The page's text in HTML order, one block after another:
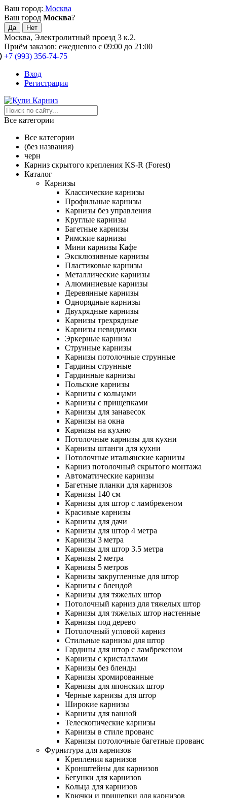
Ваш город: Москва
Ваш город Москва?
Москва, Электролитный проезд 3 к.2.
Приём заказов: ежедневно с 09:00 до 21:00
+7 (993) 356-74-75
Вход
Регистрация
Все категории
Все категории
(без названия)
черн
Карниз скрытого крепления KS-R (Forest)
Каталог
Карнизы
Классические карнизы
Профильные карнизы
Карнизы без управления
Круглые карнизы
Багетные карнизы
Римские карнизы
Мини карнизы Кафе
Эксклюзивные карнизы
Пластиковые карнизы
Металлические карнизы
Алюминиевые карнизы
Деревянные карнизы
Однорядные карнизы
Двухрядные карнизы
Карнизы трехрядные
Карнизы невидимки
Эркерные карнизы
Струнные карнизы
Карнизы потолочные струнные
Гардины струнные
Гардинные карнизы
Польские карнизы
Карнизы с кольцами
Карнизы с прищепками
Карнизы для занавесок
Карнизы на окна
Карнизы на кухню
Потолочные карнизы для кухни
Карнизы штанги для кухни
Потолочные итальянские карнизы
Карниз потолочный скрытого монтажа
Автоматические карнизы
Багетные планки для карнизов
Карнизы 140 см
Карнизы для штор с ламбрекеном
Красивые карнизы
Карнизы для дачи
Карнизы для штор 4 метра
Карнизы 3 метра
Карнизы для штор 3.5 метра
Карнизы 2 метра
Карнизы 5 метров
Карнизы закругленные для штор
Карнизы с блендой
Карнизы для тяжелых штор
Потолочный карниз для тяжелых штор
Карнизы для тяжелых штор настенные
Карнизы под дерево
Потолочный угловой карниз
Стильные карнизы для штор
Гардины для штор с ламбрекеном
Карнизы с кристаллами
Карнизы без бленды
Карнизы хромированные
Карнизы для японских штор
Черные карнизы для штор
Широкие карнизы
Карнизы для ванной
Телескопические карнизы
Карнизы в стиле прованс
Карнизы потолочные багетные прованс
Фурнитура для карнизов
Крепления карнизов
Кронштейны для карнизов
Бегунки для карнизов
Кольца для карнизов
Крючки и прищепки для карнизов